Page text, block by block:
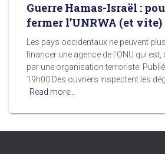
Guerre Hamas-Israël :
fermer l’UNRWA (et vite)
Les pays occidentaux ne peuvent
financer une agence de l’ONU qui
par une organisation terroriste.
19h00 Des ouvriers inspectent les
Read more…